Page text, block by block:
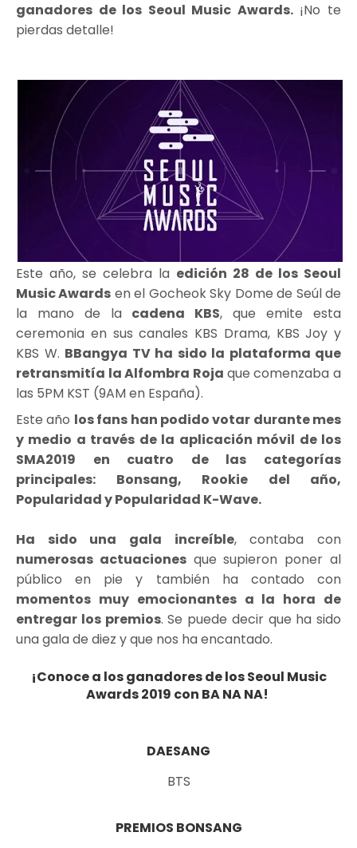
ganadores de los Seoul Music Awards.¡No te
pierdas detalle!
Este año, se celebra la edición 28 de los Seoul
Music Awards en el Gocheok Sky Dome de Seúl de
la mano de la cadena KBS, que emite esta
ceremonia en sus canales KBS Drama, KBS Joy y
KBS W. BBangya TV ha sido la plataforma que
retransmitía la Alfombra Roja que comenzaba a
las 5PM KST (9AM en España).
Este año los fans han podido votar durante mes
y medio a través de la aplicación móvil de los
SMA2019 en cuatro de las categorías
principales: Bonsang, Rookie del año,
Popularidad y Popularidad K-Wave.
Ha sido una gala increíble, contaba con
numerosas actuacionesque supieron poner al
público en pie y también ha contado con
momentos muy emocionantes a la hora de
entregar los premios. Se puede decir que ha sido
una gala de diez y que nos ha encantado.
¡Conoce a los ganadores de los Seoul Music
Awards 2019 con BA NA NA!
DAESANG
BTS
PREMIOS BONSANG